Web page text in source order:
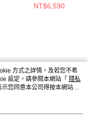
NT$6,590
方式之詳情，及若您不希
設定，請參閱本網站「 隱私
您同意本公司得按本網站使